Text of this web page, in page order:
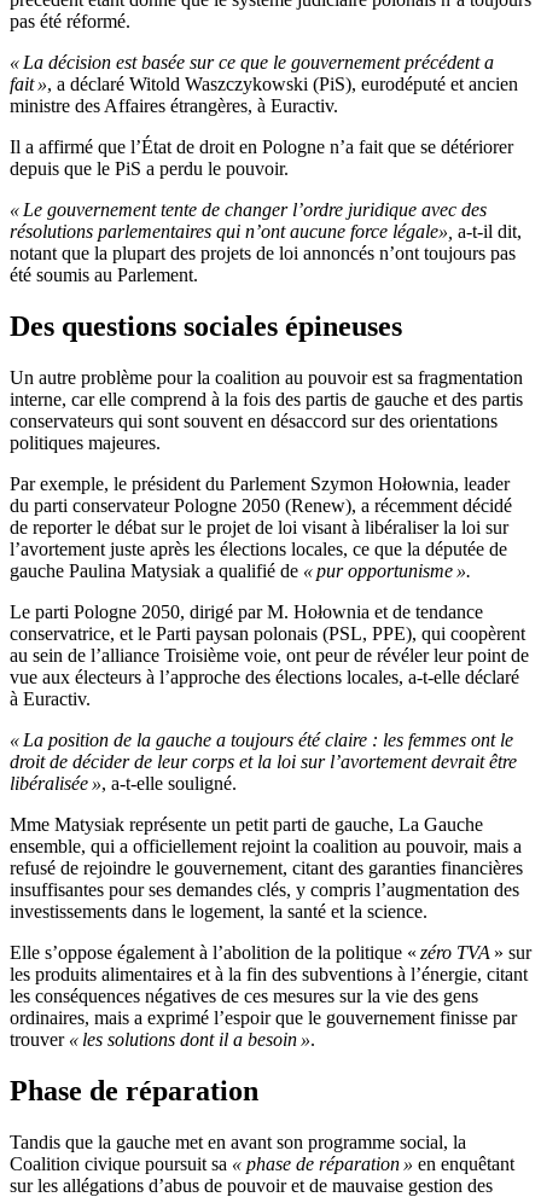
pas été réformé.
« La décision est basée sur ce que le gouvernement précédent a
fait », a déclaré Witold Waszczykowski (PiS), eurodéputé et ancien
ministre des Affaires étrangères, à Euractiv.
Il a affirmé que l’État de droit en Pologne n’a fait que se détériorer
depuis que le PiS a perdu le pouvoir.
« Le gouvernement tente de changer l’ordre juridique avec des
résolutions parlementaires qui n’ont aucune force légale», a-t-il dit,
notant que la plupart des projets de loi annoncés n’ont toujours pas
été soumis au Parlement.
Des questions sociales épineuses
Un autre problème pour la coalition au pouvoir est sa fragmentation
interne, car elle comprend à la fois des partis de gauche et des partis
conservateurs qui sont souvent en désaccord sur des orientations
politiques majeures.
Par exemple, le président du Parlement Szymon Hołownia, leader
du parti conservateur Pologne 2050 (Renew), a récemment décidé
de reporter le débat sur le projet de loi visant à libéraliser la loi sur
l’avortement juste après les élections locales, ce que la députée de
gauche Paulina Matysiak a qualifié de « pur opportunisme ».
Le parti Pologne 2050, dirigé par M. Hołownia et de tendance
conservatrice, et le Parti paysan polonais (PSL, PPE), qui coopèrent
au sein de l’alliance Troisième voie, ont peur de révéler leur point de
vue aux électeurs à l’approche des élections locales, a-t-elle déclaré
à Euractiv.
« La position de la gauche a toujours été claire : les femmes ont le
droit de décider de leur corps et la loi sur l’avortement devrait être
libéralisée », a-t-elle souligné.
Mme Matysiak représente un petit parti de gauche, La Gauche
ensemble, qui a officiellement rejoint la coalition au pouvoir, mais a
refusé de rejoindre le gouvernement, citant des garanties financières
insuffisantes pour ses demandes clés, y compris l’augmentation des
investissements dans le logement, la santé et la science.
Elle s’oppose également à l’abolition de la politique « zéro TVA » sur
les produits alimentaires et à la fin des subventions à l’énergie, citant
les conséquences négatives de ces mesures sur la vie des gens
ordinaires, mais a exprimé l’espoir que le gouvernement finisse par
trouver « les solutions dont il a besoin ».
Phase de réparation
Tandis que la gauche met en avant son programme social, la
Coalition civique poursuit sa « phase de réparation » en enquêtant
sur les allégations d’abus de pouvoir et de mauvaise gestion des